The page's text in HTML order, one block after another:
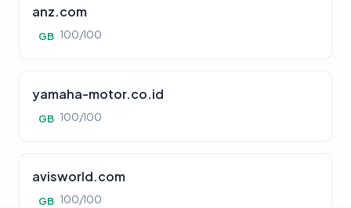
anz.com
GB 100/100
yamaha-motor.co.id
GB 100/100
avisworld.com
GB 100/100